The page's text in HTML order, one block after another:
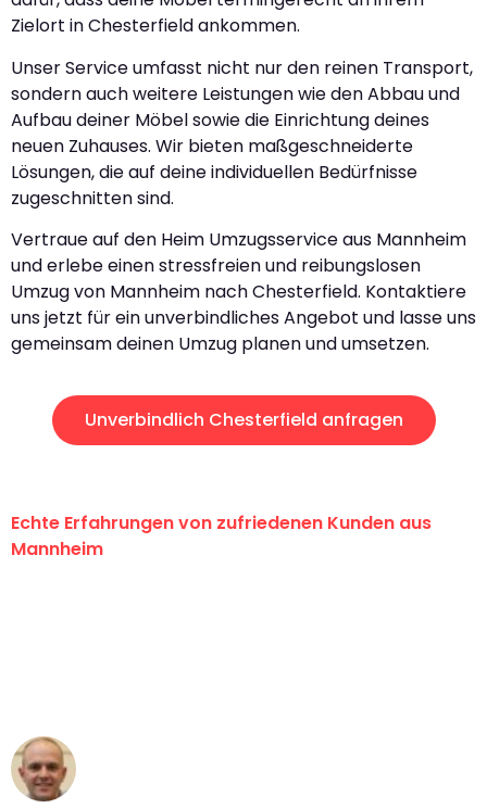
Zielort in Chesterfield ankommen.
Unser Service umfasst nicht nur den reinen Transport,
sondern auch weitere Leistungen wie den Abbau und
Aufbau deiner Möbel sowie die Einrichtung deines
neuen Zuhauses. Wir bieten maßgeschneiderte
Lösungen, die auf deine individuellen Bedürfnisse
zugeschnitten sind.
Vertraue auf den Heim Umzugsservice aus Mannheim
und erlebe einen stressfreien und reibungslosen
Umzug von Mannheim nach Chesterfield. Kontaktiere
uns jetzt für ein unverbindliches Angebot und lasse uns
gemeinsam deinen Umzug planen und umsetzen.
Unverbindlich Chesterfield anfragen
Echte Erfahrungen von zufriedenen Kunden aus
Mannheim